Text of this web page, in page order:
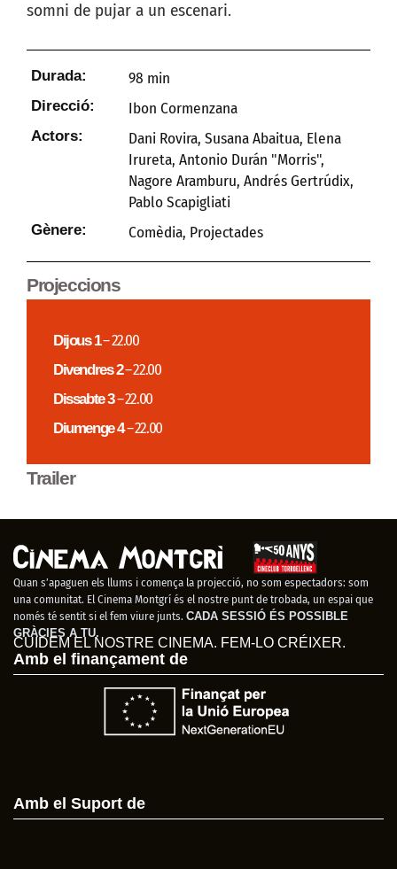
somni de pujar a un escenari.
Durada: 98 min
Direcció: Ibon Cormenzana
Actors:
Dani Rovira, Susana Abaitua, Elena
Irureta, Antonio Durán "Morris",
Nagore Aramburu, Andrés Gertrúdix,
Pablo Scapigliati
Gènere: Comèdia, Projectades
Projeccions
Dijous 1– 22.00
Divendres 2– 22.00
Dissabte 3– 22.00
Diumenge 4– 22.00
Trailer
Quan s’apaguen els llums i comença la projecció, no som espectadors: som
una comunitat. El Cinema Montgrí és el nostre punt de trobada, un espai que
només té sentit si el fem viure junts. CADA SESSIÓ ÉS POSSIBLE
GRÀCIES A TU.
CUIDEM EL NOSTRE CINEMA. FEM-LO CRÉIXER.
Amb el finançament de
Amb el Suport de